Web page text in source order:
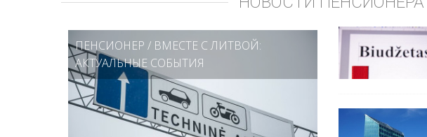
ПЕНСИОНЕР / ВМЕСТЕ С ЛИТВОЙ:
АКТУАЛЬНЫЕ СОБЫТИЯ